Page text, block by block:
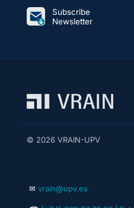
Subscribe
Newsletter
© 2026 VRAIN-UPV
✉ vrain@upv.es